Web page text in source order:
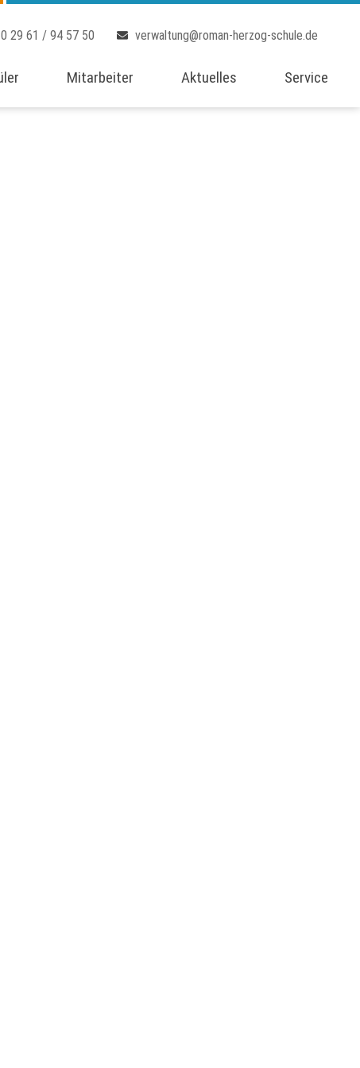
0 29 61 / 94 57 50 verwaltung@roman-herzog-schule.de
Mitarbeiter Aktuelles Service